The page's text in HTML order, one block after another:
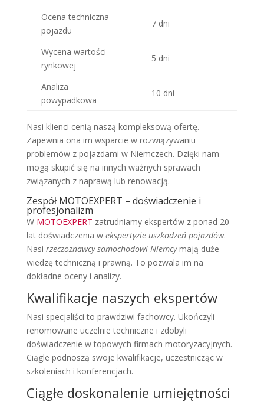
Ocena techniczna
pojazdu
7 dni
Wycena wartości
rynkowej
5 dni
Analiza
powypadkowa
10 dni
Nasi klienci cenią naszą kompleksową ofertę.
Zapewnia ona im wsparcie w rozwiązywaniu
problemów z pojazdami w Niemczech. Dzięki nam
mogą skupić się na innych ważnych sprawach
związanych z naprawą lub renowacją.
Zespół MOTOEXPERT – doświadczenie i
profesjonalizm
W MOTOEXPERT zatrudniamy ekspertów z ponad 20
lat doświadczenia w ekspertyzie uszkodzeń pojazdów.
Nasi rzeczoznawcy samochodowi Niemcymają duże
wiedzę techniczną i prawną. To pozwala im na
dokładne oceny i analizy.
Kwalifikacje naszych ekspertów
Nasi specjaliści to prawdziwi fachowcy. Ukończyli
renomowane uczelnie techniczne i zdobyli
doświadczenie w topowych firmach motoryzacyjnych.
Ciągle podnoszą swoje kwalifikacje, uczestnicząc w
szkoleniach i konferencjach.
Ciągłe doskonalenie umiejętności